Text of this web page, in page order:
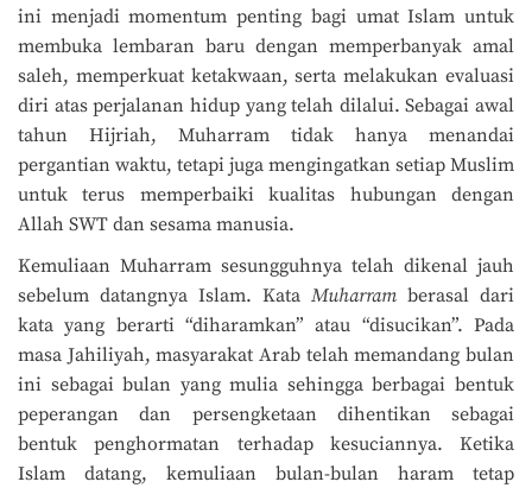
ini menjadi momentum penting bagi umat Islam untuk
membuka lembaran baru dengan memperbanyak amal
saleh, memperkuat ketakwaan, serta melakukan evaluasi
diri atas perjalanan hidup yang telah dilalui. Sebagai awal
tahun Hijriah, Muharram tidak hanya menandai
pergantian waktu, tetapi juga mengingatkan setiap Muslim
untuk terus memperbaiki kualitas hubungan dengan
Allah SWT dan sesama manusia.
Kemuliaan Muharram sesungguhnya telah dikenal jauh
sebelum datangnya Islam. Kata Muharram berasal dari
kata yang berarti “diharamkan” atau “disucikan”. Pada
masa Jahiliyah, masyarakat Arab telah memandang bulan
ini sebagai bulan yang mulia sehingga berbagai bentuk
peperangan dan persengketaan dihentikan sebagai
bentuk penghormatan terhadap kesuciannya. Ketika
Islam datang, kemuliaan bulan-bulan haram tetap